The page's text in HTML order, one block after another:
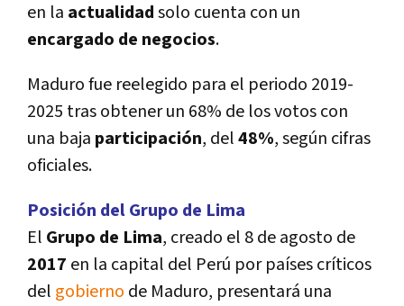
en la actualidadsolo cuenta con un
encargado de negocios.
Maduro fue reelegido para el periodo 2019-
2025 tras obtener un 68% de los votos con
una baja participación, del48%, según cifras
oficiales.
Posición del Grupo de Lima
El Grupo de Lima, creado el 8 de agosto de
2017 en la capital del Perú por paí­ses crí­ticos
del gobierno de Maduro, presentará una